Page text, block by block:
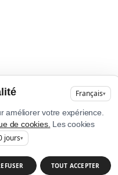
Français▾
améliorer votre expérience.
de cookies. Les cookies
jours▾
TOUT ACCEPTER